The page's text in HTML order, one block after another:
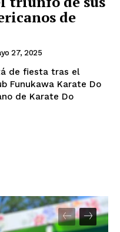
de
27, 2025
de fiesta tras el
Funukawa Karate Do
de Karate Do